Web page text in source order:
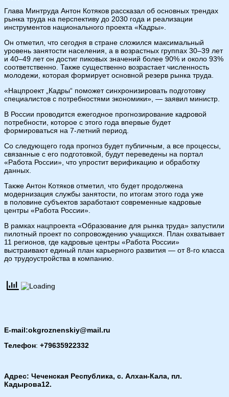
Глава Минтруда Антон Котяков рассказал об основных трендах
рынка труда на перспективу до 2030 года и реализации
инструментов национального проекта «Кадры».
Он отметил, что сегодня в стране сложился максимальный
уровень занятости населения, а в возрастных группах 30–39 лет
и 40–49 лет он достиг пиковых значений более 90% и около 93%
соответственно. Также существенно возрастает численность
молодежи, которая формирует основной резерв рынка труда.
«Нацпроект „Кадры“ поможет синхронизировать подготовку
специалистов с потребностями экономики», — заявил министр.
В России проводится ежегодное прогнозирование кадровой
потребности, которое с этого года впервые будет
формироваться на 7-летний период.
Со следующего года прогноз будет публичным, а все процессы,
связанные с его подготовкой, будут переведены на портал
«Работа России», что упростит верификацию и обработку
данных.
Также Антон Котяков отметил, что будет продолжена
модернизация службы занятости, по итогам этого года уже
в половине субъектов заработают современные кадровые
центры «Работа России».
В рамках нацпроекта «Образование для рынка труда» запустили
пилотный проект по сопровождению учащихся. План охватывает
11 регионов, где кадровые центры «Работа России»
выстраивают единый план карьерного развития — от 8-го класса
до трудоустройства в компанию.
E-mail:okgroznenskiy@mail.ru
Телефон: +79635922332
Адрес: Чеченская Республика, с. Алхан-Кала, пл.
Кадырова12.